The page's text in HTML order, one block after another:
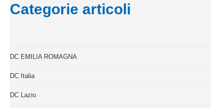
Categorie articoli
DC EMILIA ROMAGNA
DC Italia
DC Lazio